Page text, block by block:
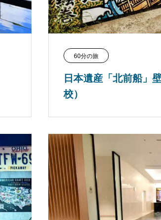
60分の旅
日本遺産「北前船」
校）